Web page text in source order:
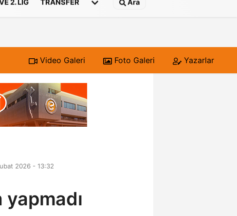
2. LIG TRANSFER Ara
Video Galeri Foto Galeri Yazarlar
2026 - 13:32